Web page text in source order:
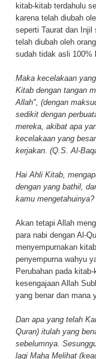
kitab-kitab terdahulu
karena telah diubah
seperti Taurat dan Injil
telah diubah oleh
sudah tidak asli 100%
Maka kecelakaan
Kitab dengan tangan
Allah", (dengan
sedikit dengan
mereka, akibat apa
kecelakaan yang
kerjakan. (Q.S. Al-
Hai Ahli Kitab,
dengan yang bathil,
kamu
Akan tetapi Allah
para nabi dengan Al-
menyempurnakan
penyempurna wahyu
Perubahan pada
kesengajaan Allah
yang benar dan mana
Dan apa yang telah
Quran) itulah yang
sebelumnya.
lagi Maha Melihat